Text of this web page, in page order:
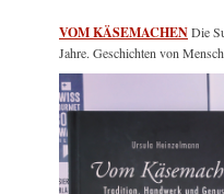
VOM KÄSEMACHENDie
Jahre. Geschichten von